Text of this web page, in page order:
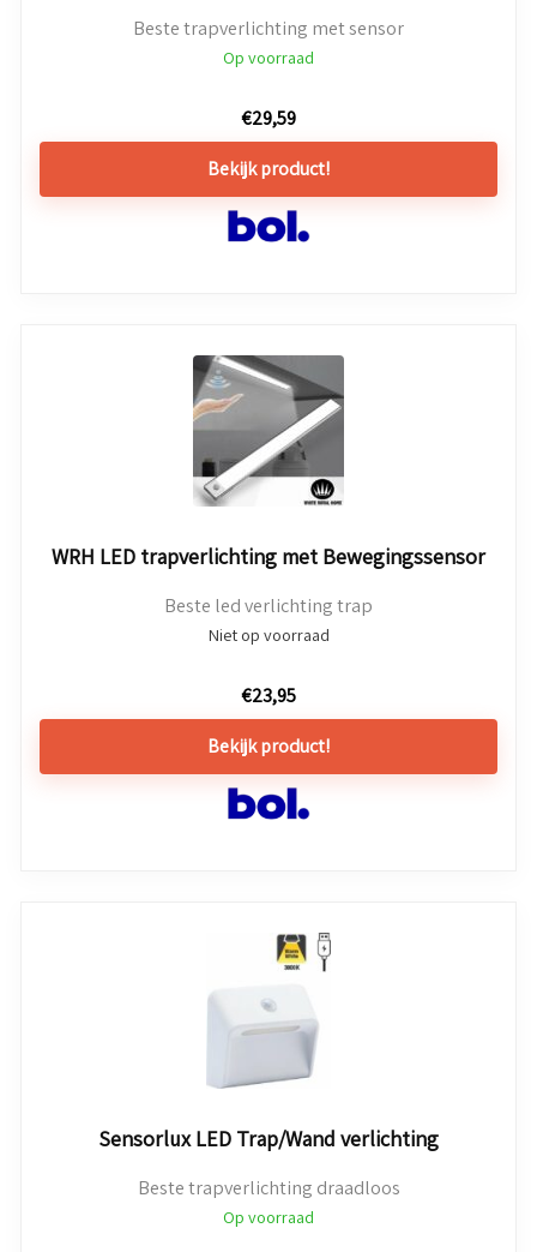
Beste trapverlichting met sensor
Op voorraad
€29,59
Bekijk product!
WRH LED trapverlichting met Bewegingssensor
Beste led verlichting trap
Niet op voorraad
€23,95
Bekijk product!
Sensorlux LED Trap/Wand verlichting
Beste trapverlichting draadloos
Op voorraad